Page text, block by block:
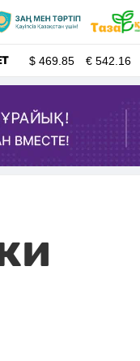
$469.85 €542.16